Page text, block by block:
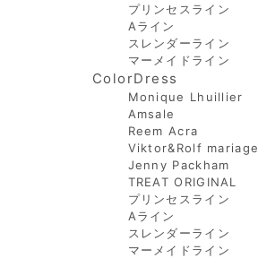
プリンセスライン
Aライン
スレンダーライン
マーメイドライン
ColorDress
Monique Lhuillier
Amsale
Reem Acra
Viktor&Rolf mariage
Jenny Packham
TREAT ORIGINAL
プリンセスライン
Aライン
スレンダーライン
マーメイドライン